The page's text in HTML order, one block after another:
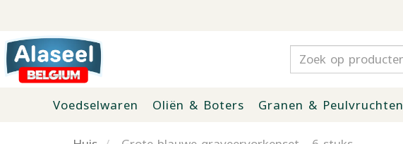
Voedselwaren Oliën & Boters Granen & Peulvruchten